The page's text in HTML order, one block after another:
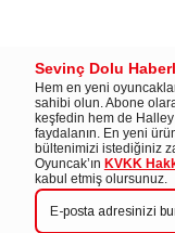
Sevinç Dolu
Hem en yeni
sahibi olun. Abone
keşfedin hem de
faydalanın. En yeni
bültenimizi istediğiniz
Oyuncak’ın KVKK
kabul etmiş olursunuz.